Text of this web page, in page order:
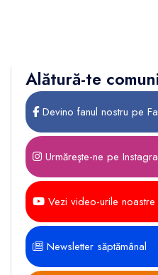
Alătură-te
Devino fanul nostru pe
Urmăreşte-ne pe
Vezi video-urile
Newsletter săptămânal